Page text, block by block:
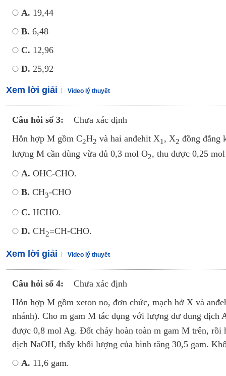
A. 19,44
B. 6,48
C. 12,96
D. 25,92
Xem lời giải Video lý thuyết
Câu hỏi số 3:
Chưa xác định
Hỗn hợp M gồm C2H2 và hai anđehit X­1 , X2 đồng đẳng
lượng M cần dùng vừa đủ 0,3 mol O2, thu được 0,25
A. OHC-CHO.
B. CH3-CHO
C. HCHO.
D. CH2=CH-CHO.
Xem lời giải Video lý thuyết
Câu hỏi số 4:
Chưa xác định
Hỗn hợp M gồm xeton no, đơn chức, mạch hở X và
nhánh). Cho m gam M tác dụng với lượng dư dung dịch
được 0,8 mol Ag. Đốt cháy hoàn toàn m gam M trên, rồi
dịch NaOH, thấy khối lượng của bình tăng 30,5 gam.
A. 11,6 gam.